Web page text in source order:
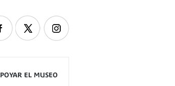
EL MUSEO